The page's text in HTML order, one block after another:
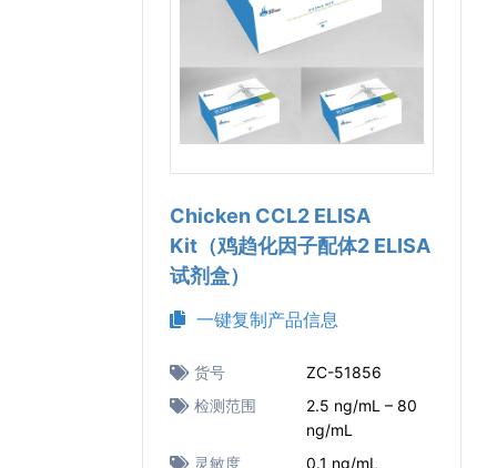
Chicken CCL2 ELISA
Kit（鸡趋化因子配体2 ELISA
试剂盒）
一键复制产品信息
货号
ZC-51856
检测范围
2.5 ng/mL – 80
ng/mL
灵敏度
0.1 ng/mL